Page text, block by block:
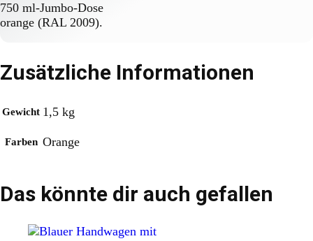
750 ml-Jumbo-Dose
orange (RAL 2009).
Zusätzliche Informationen
Gewicht 1,5 kg
Farben Orange
Das könnte dir auch gefallen